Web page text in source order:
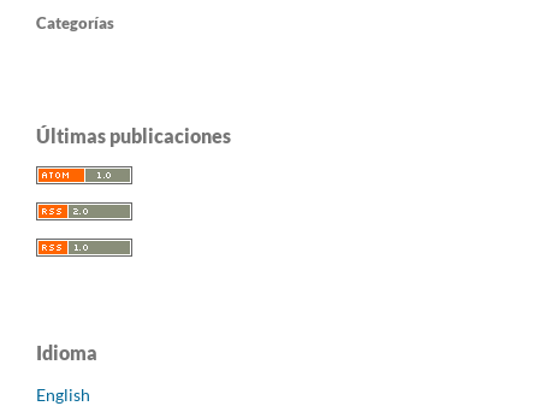
Categorías
Últimas publicaciones
Idioma
English